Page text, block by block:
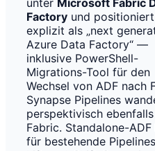
unter Microsoft Fabric
Factory und
explizit als „next
Azure Data Factory“ —
inklusive PowerShell-
Migrations-Tool für den
Wechsel von ADF nach
Synapse Pipelines
perspektivisch
Fabric. Standalone-
für bestehende